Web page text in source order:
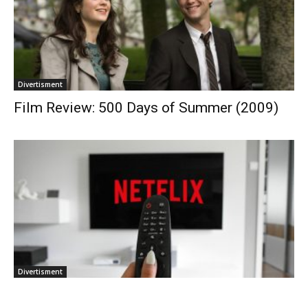
Divertisment
Film Review: 500 Days of Summer (2009)
Divertisment